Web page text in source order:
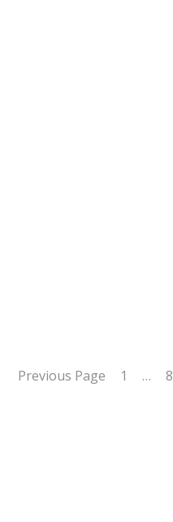
Previous Page 1 … 8